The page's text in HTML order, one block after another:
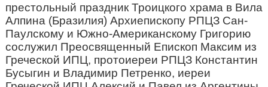
престольный праздник Троицкого храма в Вила
Алпина (Бразилия) Архиепископу РПЦЗ Сан-
Паулскому и Южно-Американскому Григорию
сослужил Преосвященный Епископ Максим из
Греческой ИПЦ, протоиереи РПЦЗ Константин
Бусыгин и Владимир Петренко, иереи